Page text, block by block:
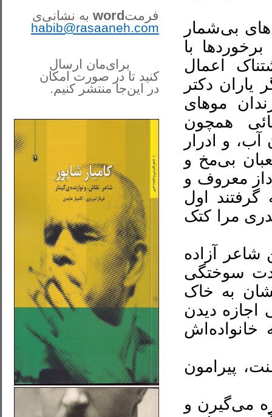
بی‌شمار
با
اعمال
دکتر
موهای
همچون
و ادرار
بی‌مخ و
معروف و
گرفتند اول
مرا کتک
لشكر ۲ زرهی این شاعر آزاده
سوختگی
به خاک
اجازه دیدن
پیرامون
می‌گیرن و
فرمتword به نشانی‌ی
habib@rasaaneh.com
برای‌مان ارسال
کنید تا در صورت امکان
در این‌جامنتشر کنیم.